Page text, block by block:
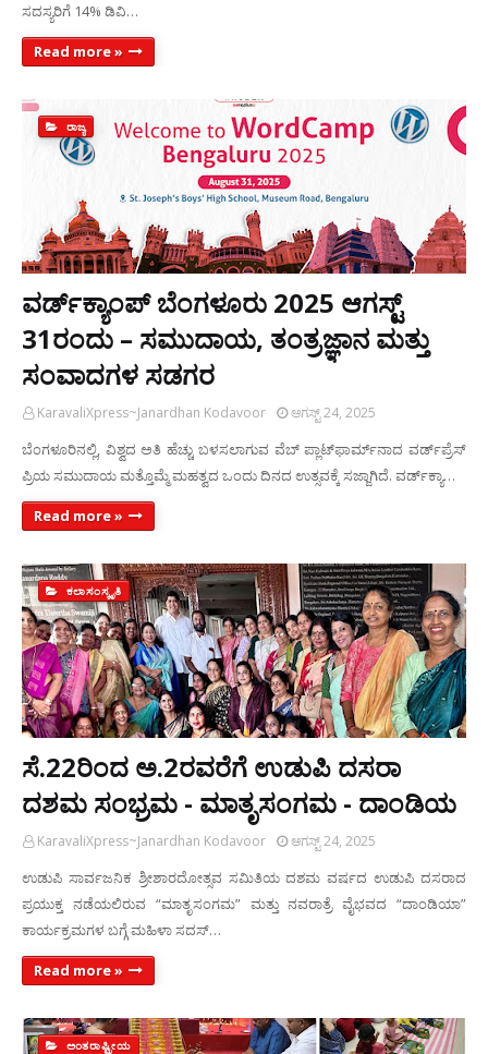
ಸದಸ್ಯರಿಗೆ 14% ಡಿವಿ…
Read more »
ರಾಜ್ಯ
ವರ್ಡ್‌ಕ್ಯಾಂಪ್ ಬೆಂಗಳೂರು 2025 ಆಗಸ್ಟ್
31ರಂದು – ಸಮುದಾಯ, ತಂತ್ರಜ್ಞಾನ ಮತ್ತು
ಸಂವಾದಗಳ ಸಡಗರ
KaravaliXpress~Janardhan Kodavoor ಆಗಸ್ಟ್ 24, 2025
ಬೆಂಗಳೂರಿನಲ್ಲಿ, ವಿಶ್ವದ ಅತಿ ಹೆಚ್ಚು ಬಳಸಲಾಗುವ ವೆಬ್ ಪ್ಲಾಟ್‌ಫಾರ್ಮ್‌ನಾದ ವರ್ಡ್‌ಪ್ರೆಸ್
ಪ್ರಿಯ ಸಮುದಾಯ ಮತ್ತೊಮ್ಮೆ ಮಹತ್ವದ ಒಂದು ದಿನದ ಉತ್ಸವಕ್ಕೆ ಸಜ್ಜಾಗಿದೆ. ವರ್ಡ್‌ಕ್ಯಾ…
Read more »
ಕಲಾಸಂಸ್ಕೃತಿ
ಸೆ.22ರಿಂದ ಅ.2ರವರೆಗೆ ಉಡುಪಿ ದಸರಾ
ದಶಮ ಸಂಭ್ರಮ - ಮಾತೃಸಂಗಮ - ದಾಂಡಿಯ
KaravaliXpress~Janardhan Kodavoor ಆಗಸ್ಟ್ 24, 2025
ಉಡುಪಿ ಸಾರ್ವಜನಿಕ ಶ್ರೀಶಾರದೋತ್ಸವ ಸಮಿತಿಯ ದಶಮ ವರ್ಷದ ಉಡುಪಿ ದಸರಾದ
ಪ್ರಯುಕ್ತ ನಡೆಯಲಿರುವ “ಮಾತೃಸಂಗಮ” ಮತ್ತು ನವರಾತ್ರೆ ವೈಭವದ “ದಾಂಡಿಯಾ”
ಕಾರ್ಯಕ್ರಮಗಳ ಬಗ್ಗೆ ಮಹಿಳಾ ಸದಸ್…
Read more »
ಅಂತರಾಷ್ಟ್ರೀಯ